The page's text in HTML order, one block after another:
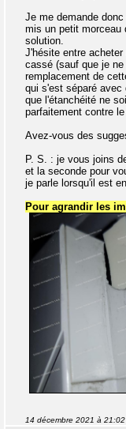
Je me demande
mis un petit morceau
solution.
J'hésite entre
cassé (sauf que je
remplacement de
qui s'est séparé avec
que l'étanchéité ne
parfaitement contre
Avez-vous des
P. S. : je vous joins
et la seconde pour
je parle lorsqu'il est
Pour agrandir les
14 décembre 2021 à 21:02